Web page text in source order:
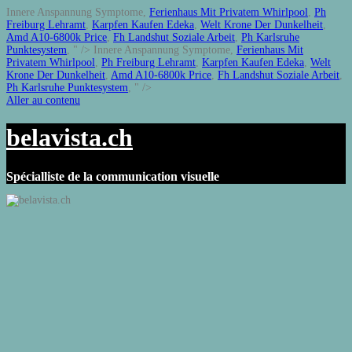
Innere Anspannung Symptome, Ferienhaus Mit Privatem Whirlpool, Ph
Freiburg Lehramt, Karpfen Kaufen Edeka, Welt Krone Der Dunkelheit,
Amd A10-6800k Price, Fh Landshut Soziale Arbeit, Ph Karlsruhe
Punktesystem, " /> Innere Anspannung Symptome, Ferienhaus Mit
Privatem Whirlpool, Ph Freiburg Lehramt, Karpfen Kaufen Edeka, Welt
Krone Der Dunkelheit, Amd A10-6800k Price, Fh Landshut Soziale Arbeit,
Ph Karlsruhe Punktesystem, " />
Aller au contenu
belavista.ch
Spécialliste de la communication visuelle